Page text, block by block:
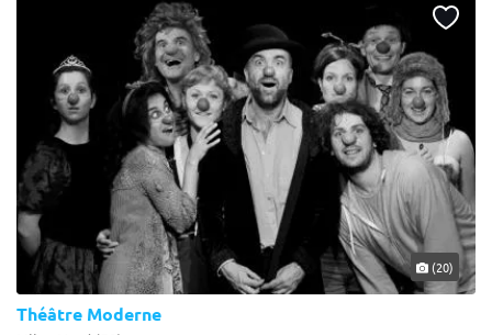
(20)
Théâtre Moderne